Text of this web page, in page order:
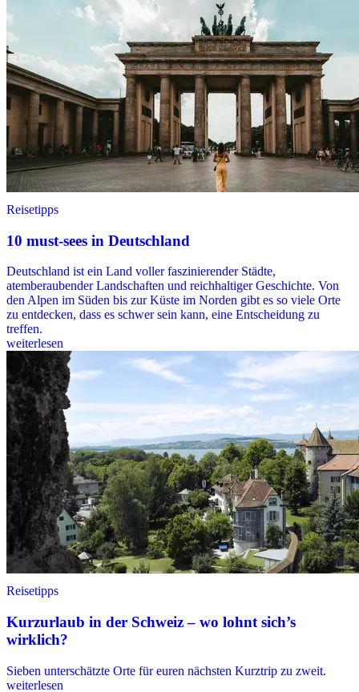
Reisetipps
10 must-sees in Deutschland
Deutschland ist ein Land voller faszinierender Städte,
atemberaubender Landschaften und reichhaltiger Geschichte. Von
den Alpen im Süden bis zur Küste im Norden gibt es so viele Orte
zu entdecken, dass es schwer sein kann, eine Entscheidung zu
treffen.
weiterlesen
Reisetipps
Kurzurlaub in der Schweiz – wo lohnt sich’s
wirklich?
Sieben unterschätzte Orte für euren nächsten Kurztrip zu zweit.
weiterlesen